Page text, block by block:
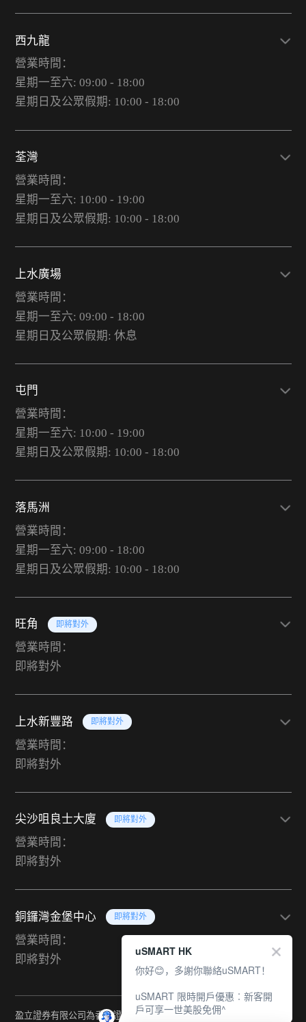
西九龍
營業時間：
星期一至六: 09:00 - 18:00
星期日及公眾假期: 10:00 - 18:00
荃灣
營業時間：
星期一至六: 10:00 - 19:00
星期日及公眾假期: 10:00 - 18:00
上水廣場
營業時間：
星期一至六: 09:00 - 18:00
星期日及公眾假期: 休息
屯門
營業時間：
星期一至六: 10:00 - 19:00
星期日及公眾假期: 10:00 - 18:00
落馬洲
營業時間：
星期一至六: 09:00 - 18:00
星期日及公眾假期: 10:00 - 18:00
旺角 即將對外
營業時間：
即將對外
上水新豐路 即將對外
營業時間：
即將對外
尖沙咀良士大廈 即將對外
營業時間：
即將對外
銅鑼灣金堡中心 即將對外
營業時間：
即將對外
盈立證券有限公司為香港證監會持牌法團（中央編號：
uSMART HK
你好😊，多謝你聯絡uSMART！
uSMART 限時開戶優惠︰新客開
戶可享一世美股免佣^